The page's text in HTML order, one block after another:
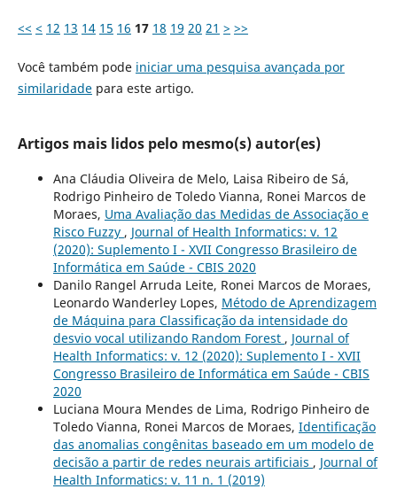
<< < 12 13 14 15 16 17 18 19 20 21 > >>
Você também pode iniciar uma pesquisa avançada por
similaridadepara este artigo.
Artigos mais lidos pelo mesmo(s) autor(es)
Ana Cláudia Oliveira de Melo, Laisa Ribeiro de Sá,
Rodrigo Pinheiro de Toledo Vianna, Ronei Marcos de
Moraes, Uma Avaliação das Medidas de Associação e
Risco Fuzzy , Journal of Health Informatics: v. 12
(2020): Suplemento I - XVII Congresso Brasileiro de
Informática em Saúde - CBIS 2020
Danilo Rangel Arruda Leite, Ronei Marcos de Moraes,
Leonardo Wanderley Lopes, Método de Aprendizagem
de Máquina para Classificação da intensidade do
desvio vocal utilizando Random Forest , Journal of
Health Informatics: v. 12 (2020): Suplemento I - XVII
Congresso Brasileiro de Informática em Saúde - CBIS
2020
Luciana Moura Mendes de Lima, Rodrigo Pinheiro de
Toledo Vianna, Ronei Marcos de Moraes, Identificação
das anomalias congênitas baseado em um modelo de
decisão a partir de redes neurais artificiais , Journal of
Health Informatics: v. 11 n. 1 (2019)